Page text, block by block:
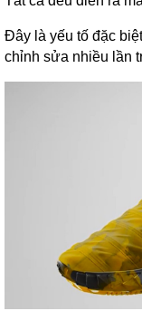
Đây là yếu tố đặc
chỉnh sửa nhiều lần